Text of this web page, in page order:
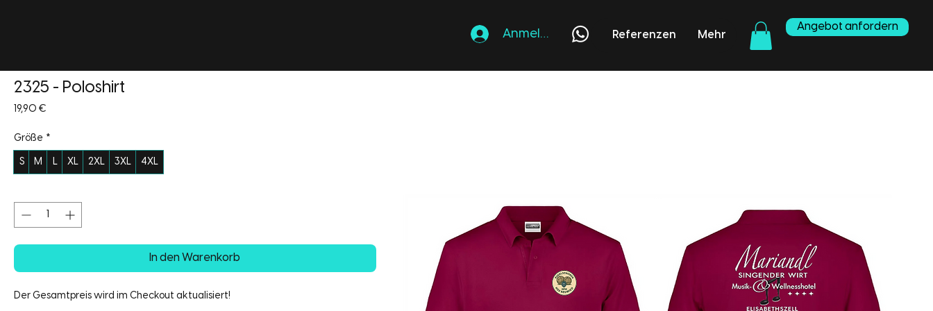
Anmelden Referenzen Mehr
Angebot anfordern
2325 - Poloshirt
19,90 €
Größe *
S M L XL 2XL 3XL 4XL
In den Warenkorb
Der Gesamtpreis wird im Checkout aktualisiert!